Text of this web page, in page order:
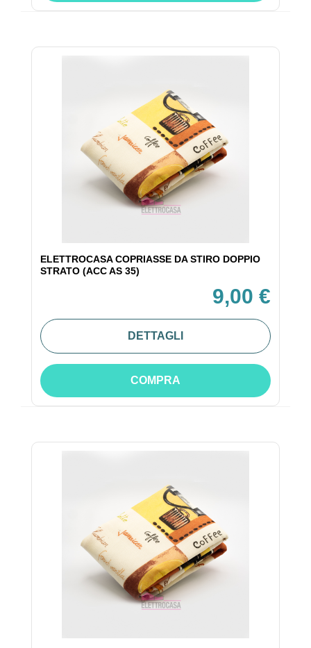
ELETTROCASA COPRIASSE DA STIRO DOPPIO
STRATO (ACC AS 35)
9,00 €
DETTAGLI
COMPRA